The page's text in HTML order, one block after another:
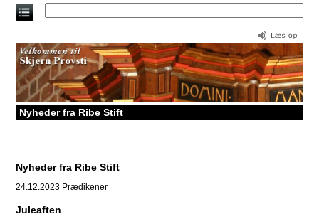
Direkte
til
Nyheder fra Ribe Stift
Nyheder fra Ribe Stift
24.12.2023 Prædikener
Juleaften